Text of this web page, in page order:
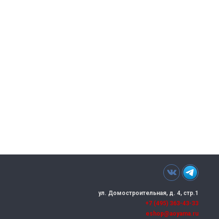
ул. Домостроительная, д. 4, стр.1
+7 (495) 363-43-33
eshop@aoyama.ru